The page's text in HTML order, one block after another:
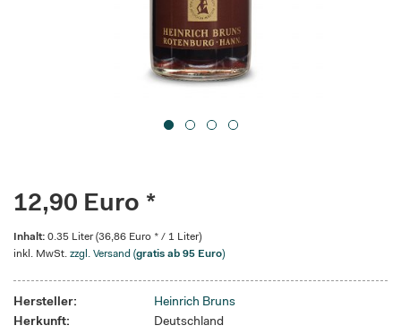
12,90 Euro *
Inhalt: 0.35 Liter (36,86 Euro * / 1 Liter)
inkl. MwSt. zzgl. Versand (gratis ab 95 Euro)
Hersteller:
Heinrich Bruns
Herkunft:
Deutschland